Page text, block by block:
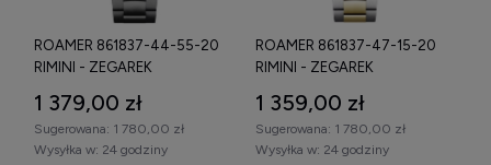
ROAMER 861837-44-55-20
RIMINI - ZEGAREK
1 379,00 zł
Wysyłka w: 24 godziny
Sugerowana: 1 780,00 zł
ROAMER 861837-47-15-20
RIMINI - ZEGAREK
1 359,00 zł
Wysyłka w: 24 godziny
Sugerowana: 1 780,00 zł